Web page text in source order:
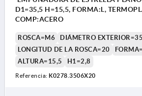
D1=35,5 H=15,5, FORMA:L,
COMP:ACERO
ROSCA=M6
DIÁMETRO
LONGITUD DE LA ROSCA=20
ALTURA=15,5
H1=2,8
Referencia: K0278.3506X20